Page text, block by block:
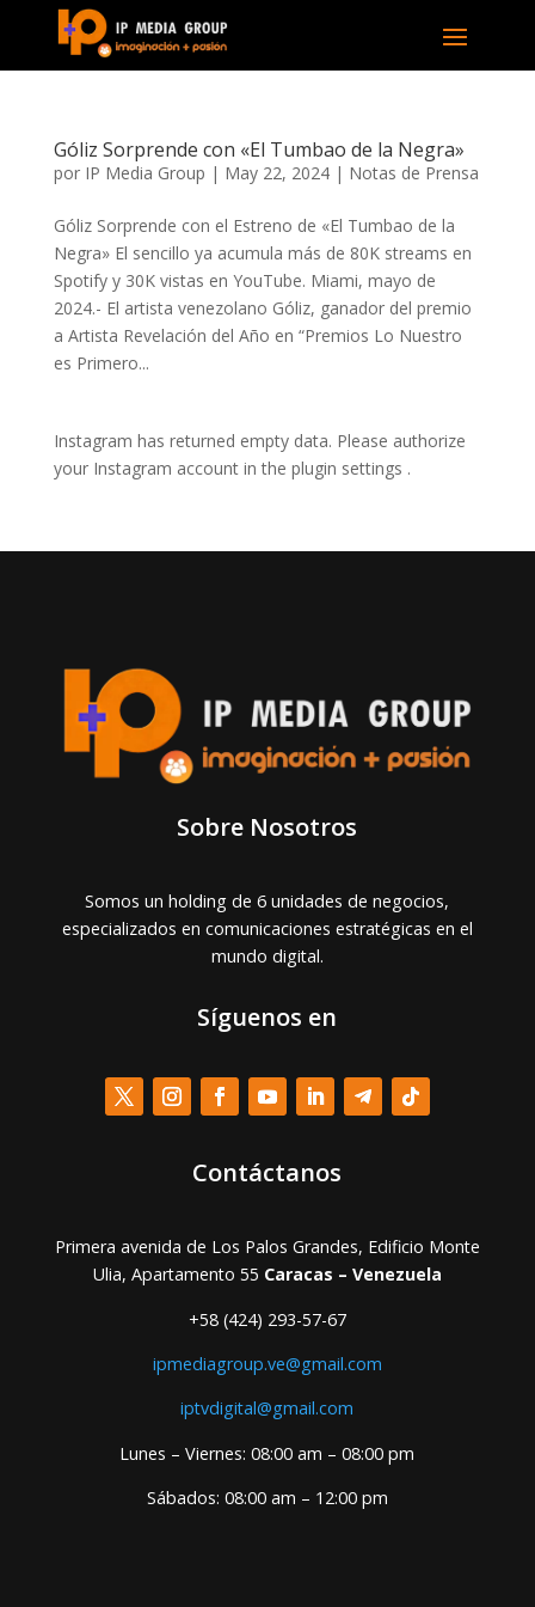
Góliz Sorprende con «El Tumbao de la Negra»
por IP Media Group | May 22, 2024| Notas de Prensa
Góliz Sorprende con el Estreno de «El Tumbao de la
Negra» El sencillo ya acumula más de 80K streams en
Spotify y 30K vistas en YouTube. Miami, mayo de
2024.- El artista venezolano Góliz, ganador del premio
a Artista Revelación del Año en “Premios Lo Nuestro
es Primero...
Instagram has returned empty data. Please authorize
your Instagram account in the plugin settings .
Sobre Nosotros
Somos un holding de 6 unidades de negocios,
especializados en comunicaciones estratégicas en el
mundo digital.
Síguenos en
Contáctanos
Primera avenida de Los Palos Grandes, Edificio Monte
Ulia, Apartamento 55 Caracas – Venezuela
+58 (424) 293-57-67
ipmediagroup.ve@gmail.com
iptvdigital@gmail.com
Lunes – Viernes: 08:00 am – 08:00 pm
Sábados: 08:00 am – 12:00 pm